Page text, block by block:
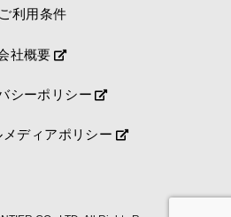
ご利用条件
社概要
シーポリシー
メディアポリシー